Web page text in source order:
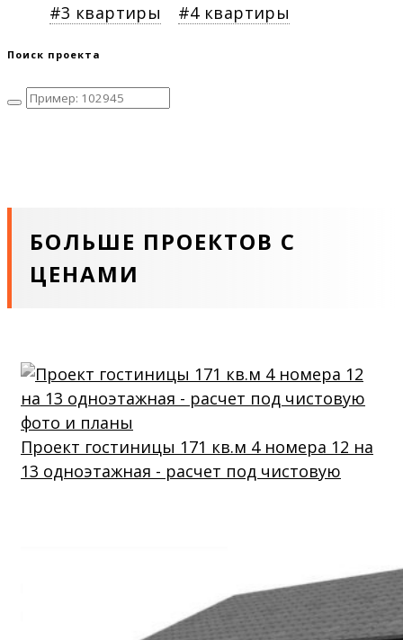
3 квартиры
4 квартиры
Поиск проекта
БОЛЬШЕ ПРОЕКТОВ С
ЦЕНАМИ
Проект гостиницы 171 кв.м 4 номера 12 на
13 одноэтажная - расчет под чистовую